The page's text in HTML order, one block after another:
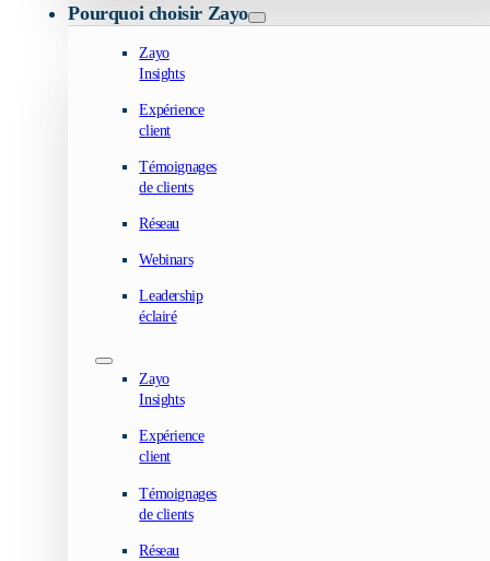
Pourquoi choisir Zayo
Zayo
Insights
Expérience
client
Témoignages
de clients
Réseau
Webinars
Leadership
éclairé
Zayo
Insights
Expérience
client
Témoignages
de clients
Réseau